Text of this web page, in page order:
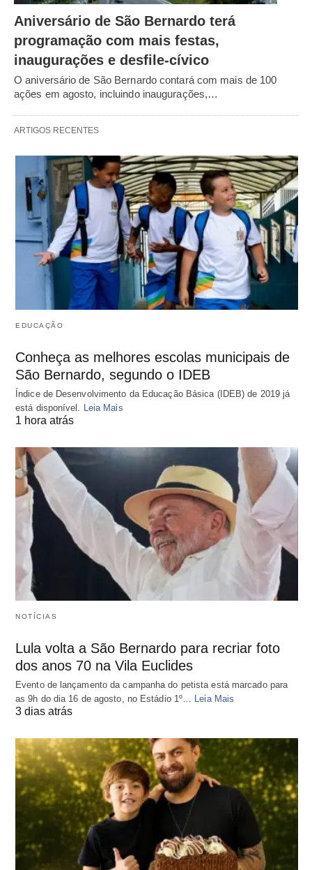
Aniversário de São Bernardo terá
programação com mais festas,
inaugurações e desfile-cívico
O aniversário de São Bernardo contará com mais de 100
ações em agosto, incluindo inaugurações,…
ARTIGOS RECENTES
EDUCAÇÃO
Conheça as melhores escolas municipais de
São Bernardo, segundo o IDEB
Índice de Desenvolvimento da Educação Básica (IDEB) de 2019 já
está disponível.
Leia Mais
1 hora atrás
NOTÍCIAS
Lula volta a São Bernardo para recriar foto
dos anos 70 na Vila Euclides
Evento de lançamento da campanha do petista está marcado para
as 9h do dia 16 de agosto, no Estádio 1º… Leia Mais
3 dias atrás